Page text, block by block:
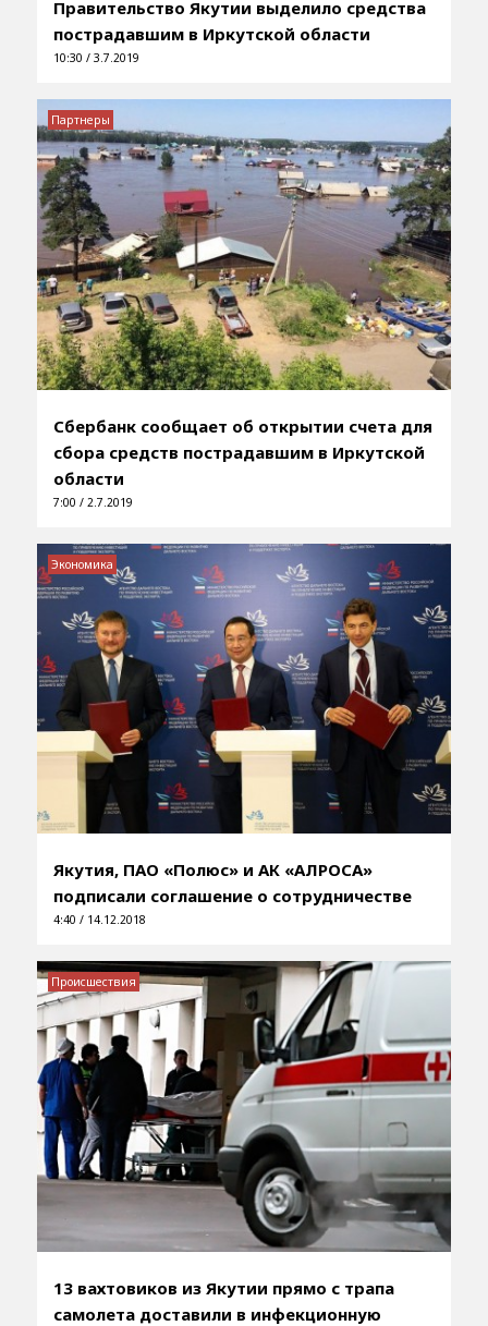
Правительство Якутии выделило средства
пострадавшим в Иркутской области
10:30 / 3.7.2019
Сбербанк сообщает об открытии счета для
сбора средств пострадавшим в Иркутской
области
7:00 / 2.7.2019
Партнеры
Якутия, ПАО «Полюс» и АК «АЛРОСА»
подписали соглашение о сотрудничестве
4:40 / 14.12.2018
Экономика
13 вахтовиков из Якутии прямо с трапа
самолета доставили в инфекционную
Происшествия